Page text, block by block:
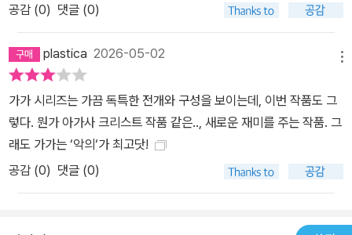
경현 평론가는 작품에 대해 “끝까지 읽고 나서 되새겨 보면 이들이 한
물들 하나하나에 선함과 악함 모두를 설득력 있게 공들여 새겨 넣은
것이다. 그렇다, 이 작품에서 가장 중요한 것은 ‘누군가’이다.”라는 평
을 남겼다. “피가 흐르는 인간”이기에 예측할 수 없는 인물들의 내면
과 이중 삼중으로 교묘하게 숨겨진 진실들이, 교묘한 복선, 거듭되는
반전과 함께 작품을 압도적인 차원의 미스터리로 완성시킨다. ‘가가
형사’의 화려한 귀환! 처음부터 끝까지 재미있는 궁극의 미스터리 〈가
가 형사 시리즈〉는 히가시노 게이고의 작가 인생 대부분을 함께하며
공감 (0) 댓글 (0)
plastica 2026-05-02
가가 시리즈는 가끔 독특한 전개와 구성을 보이는데, 이번 작품도 그
렇다. 뭔가 아가사 크리스트 작품 같은.., 새로운 재미를 주는 작품. 그
래도 가가는 ‘악의‘가 최고닷!
공감 (0) 댓글 (0)